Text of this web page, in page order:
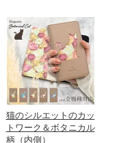
猫のシルエットのカッ
トワーク＆ボタニカル
柄（内側）